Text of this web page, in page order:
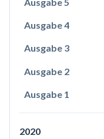
Ausgabe 4
Ausgabe 3
Ausgabe 2
Ausgabe 1
2020